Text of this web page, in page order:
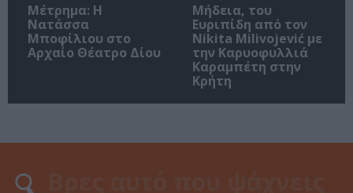
Μέτρημα: Η
Νατάσσα
Μποφίλιου στο
Αρχαίο Θέατρο Δίου
Μήδεια, του
Ευριπίδη από τον
Nikita Milivojević με
την Καρυοφυλλιά
Καραμπέτη στην
Κρήτη